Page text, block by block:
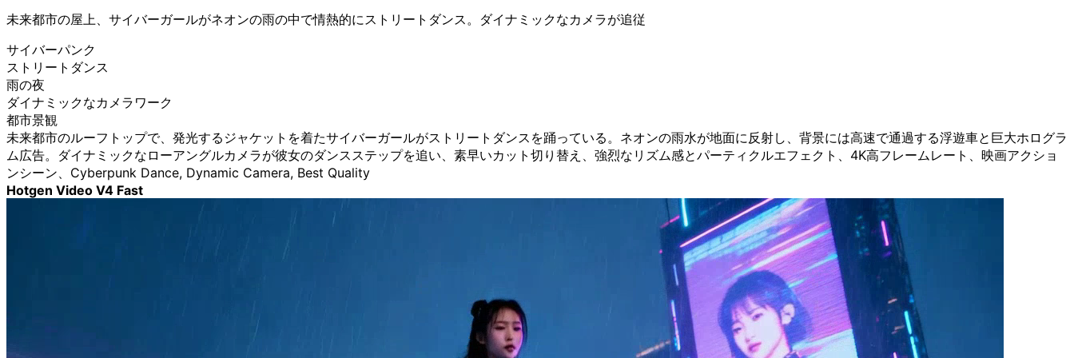
未来都市の屋上、サイバーガールがネオンの雨の中で情熱的にストリートダンス。ダイナミックなカメラが追従
サイバーパンク
ストリートダンス
雨の夜
ダイナミックなカメラワーク
都市景観
未来都市のルーフトップで、発光するジャケットを着たサイバーガールがストリートダンスを踊っている。ネオンの雨水が地面に反射し、背景には高速で通過する浮遊車と巨大ホログラ
ム広告。ダイナミックなローアングルカメラが彼女のダンスステップを追い、素早いカット切り替え、強烈なリズム感とパーティクルエフェクト、4K高フレームレート、映画アクショ
ンシーン、Cyberpunk Dance, Dynamic Camera, Best Quality
Hotgen Video V4 Fast